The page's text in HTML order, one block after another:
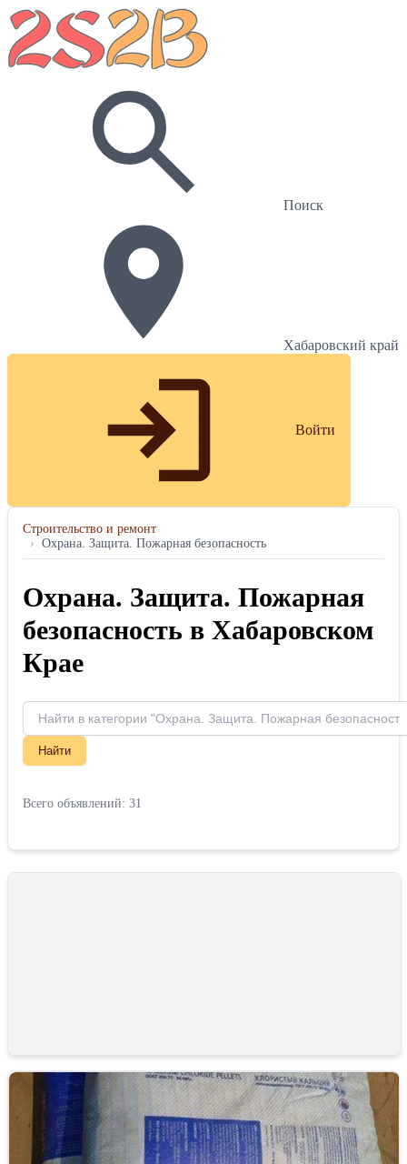
Поиск
Хабаровский край
Войти
Строительство и ремонт
› Охрана. Защита. Пожарная безопасность
Охрана. Защита. Пожарная
безопасность в Хабаровском
Крае
Найти
Всего объявлений: 31